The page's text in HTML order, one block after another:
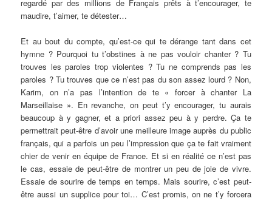
regardé par des millions de Français prêts à t’encourager, te
maudire, t’aimer, te détester…
Et au bout du compte, qu’est-ce qui te dérange tant dans cet
hymne ? Pourquoi tu t’obstines à ne pas vouloir chanter ? Tu
trouves les paroles trop violentes ? Tu ne comprends pas les
paroles ? Tu trouves que ce n’est pas du son assez lourd ? Non,
Karim, on n’a pas l’intention de te « forcer à chanter La
Marseillaise ». En revanche, on peut t’y encourager, tu aurais
beaucoup à y gagner, et a priori assez peu à y perdre. Ça te
permettrait peut-être d’avoir une meilleure image auprès du public
français, qui a parfois un peu l’impression que ça te fait vraiment
chier de venir en équipe de France. Et si en réalité ce n’est pas
le cas, essaie de peut-être de montrer un peu de joie de vivre.
Essaie de sourire de temps en temps. Mais sourire, c’est peut-
être aussi un supplice pour toi… C’est promis, on ne t’y forcera